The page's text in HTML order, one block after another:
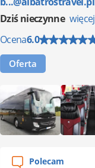
Dziś nieczynne więcej
Ocena6.0
Oferta
Polecam